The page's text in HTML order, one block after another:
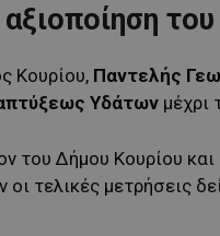
Κουρίου, Παντελής
Υδάτων μέχρι
του Δήμου Κουρίου
οι τελικές μετρήσεις